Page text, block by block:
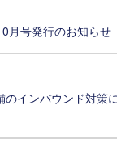
月号発行のお知らせ
のインバウンド対策